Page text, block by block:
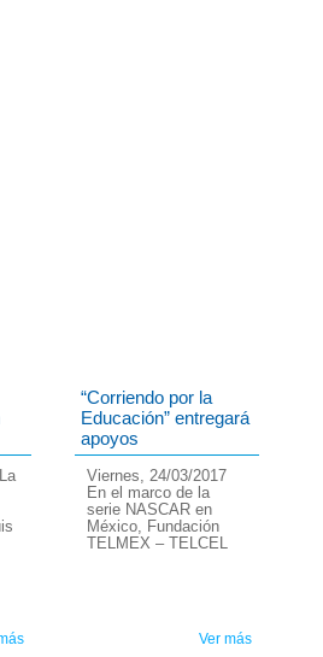
“Corriendo por la
Educación” entregará
apoyos
Viernes, 24/03/2017
En el marco de la
serie NASCAR en
México, Fundación
TELMEX – TELCEL
Ver más